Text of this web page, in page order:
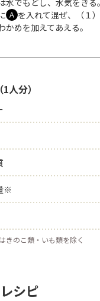
水でもどし、水気をきる。
Ａ を入れて混ぜ、（１
かめを加えてあえる。
人分）
※
きのこ類・いも類を除く
シピ